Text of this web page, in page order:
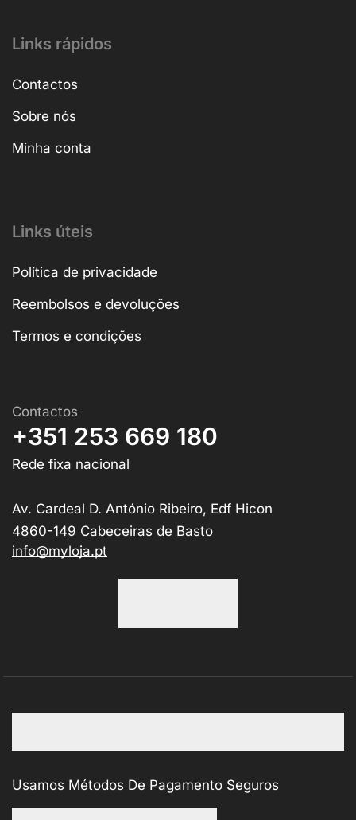
Links rápidos
Contactos
Sobre nós
Minha conta
Links úteis
Política de privacidade
Reembolsos e devoluções
Termos e condições
Contactos
+351 253 669 180
Rede fixa nacional
Av. Cardeal D. António Ribeiro, Edf Hicon
4860-149 Cabeceiras de Basto
info@myloja.pt
Usamos Métodos De Pagamento Seguros